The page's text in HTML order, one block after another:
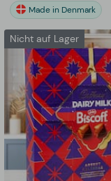
Made in Denmark
Nicht auf Lager